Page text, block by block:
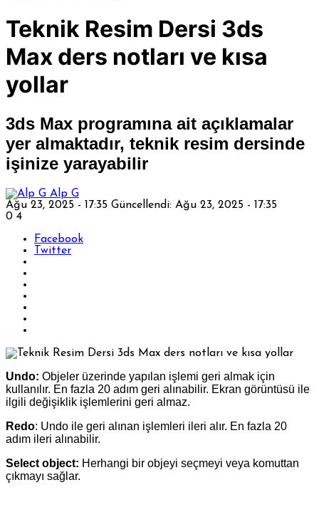
Teknik Resim Dersi 3ds
Max ders notları ve kısa
yollar
3ds Max programına ait açıklamalar
yer almaktadır, teknik resim dersinde
işinize yarayabilir
Alp G
Ağu 23, 2025 - 17:35 Güncellendi: Ağu 23, 2025 - 17:35
0 4
Facebook
Twitter
Undo: Objeler üzerinde yapılan işlemi geri almak için
kullanılır. En fazla 20 adım geri alınabilir. Ekran görüntüsü ile
ilgili değişiklik işlemlerini geri almaz.
Redo: Undo ile geri alınan işlemleri ileri alır. En fazla 20
adım ileri alınabilir.
Select object: Herhangi bir objeyi seçmeyi veya komuttan
çıkmayı sağlar.